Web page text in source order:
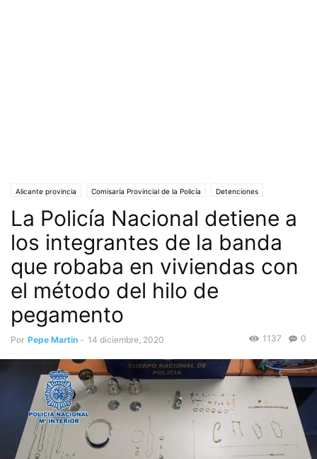
Alicante provincia Comisaría Provincial de la Policía Detenciones
Portada Sociedad Sucesos
La Policía Nacional detiene a
los integrantes de la banda
que robaba en viviendas con
el método del hilo de
pegamento
Por Pepe Martin - 14 diciembre, 2020 0
1137